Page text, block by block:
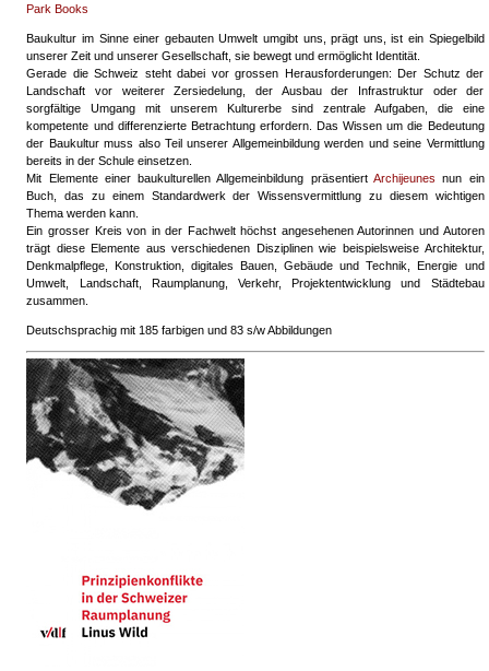
Park Books
Baukultur im Sinne einer gebauten Umwelt umgibt uns, prägt uns, ist ein Spiegelbild
unserer Zeit und unserer Gesellschaft, sie bewegt und ermöglicht Identität.
Gerade die Schweiz steht dabei vor grossen Herausforderungen: Der Schutz der
Landschaft vor weiterer Zersiedelung, der Ausbau der Infrastruktur oder der
sorgfältige Umgang mit unserem Kulturerbe sind zentrale Aufgaben, die eine
kompetente und differenzierte Betrachtung erfordern. Das Wissen um die Bedeutung
der Baukultur muss also Teil unserer Allgemeinbildung werden und seine Vermittlung
bereits in der Schule einsetzen.
Mit Elemente einer baukulturellen Allgemeinbildung präsentiert Archijeunes nun ein
Buch, das zu einem Standardwerk der Wissensvermittlung zu diesem wichtigen
Thema werden kann.
Ein grosser Kreis von in der Fachwelt höchst angesehenen Autorinnen und Autoren
trägt diese Elemente aus verschiedenen Disziplinen wie beispielsweise Architektur,
Denkmalpflege, Konstruktion, digitales Bauen, Gebäude und Technik, Energie und
Umwelt, Landschaft, Raumplanung, Verkehr, Projektentwicklung und Städtebau
zusammen.
Deutschsprachig mit 185 farbigen und 83 s/w Abbildungen